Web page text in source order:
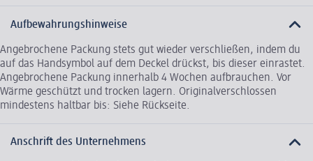
Aufbewahrungshinweise
Angebrochene Packung stets gut wieder verschließen, indem du
auf das Handsymbol auf dem Deckel drückst, bis dieser einrastet.
Angebrochene Packung innerhalb 4 Wochen aufbrauchen. Vor
Wärme geschützt und trocken lagern. Originalverschlossen
mindestens haltbar bis: Siehe Rückseite.
Anschrift des Unternehmens